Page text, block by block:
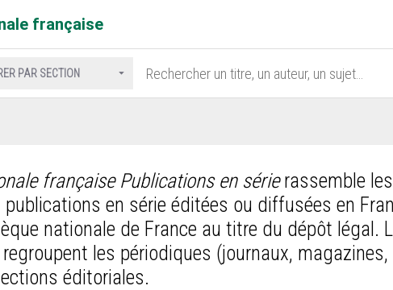
française
PAR SECTION
française Publications en sérierassemble
en série éditées ou diffusées en
nationale de France au titre du dépôt légal.
les périodiques (journaux, magazines,
éditoriales.